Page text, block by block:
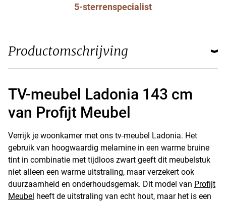
5-sterrenspecialist
Productomschrijving
TV-meubel Ladonia 143 cm
van Profijt Meubel
Verrijk je woonkamer met ons tv-meubel Ladonia. Het
gebruik van hoogwaardig melamine in een warme bruine
tint in combinatie met tijdloos zwart geeft dit meubelstuk
niet alleen een warme uitstraling, maar verzekert ook
duurzaamheid en onderhoudsgemak. Dit model van Profijt
Meubel heeft de uitstraling van echt hout, maar het is een